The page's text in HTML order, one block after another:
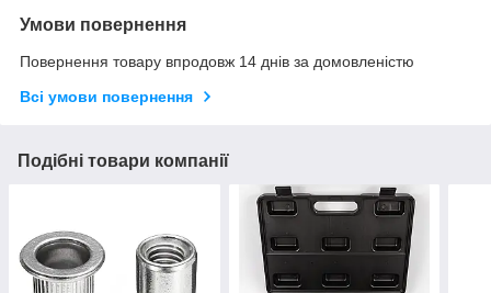
Умови повернення
Повернення товару впродовж 14 днів за домовленістю
Всі умови повернення
Подібні товари компанії